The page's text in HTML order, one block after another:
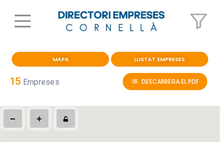
MAPA LLISTAT EMPRESES
15 Empreses DESCARREGA EL PDF